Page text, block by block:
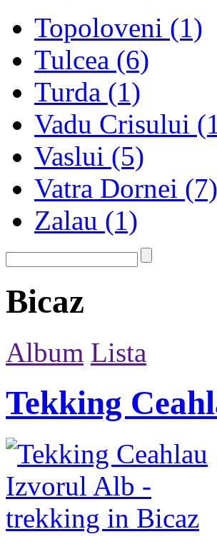
Topoloveni (1)
Tulcea (6)
Turda (1)
Vadu Crisului
Vaslui (5)
Vatra Dornei (7)
Zalau (1)
Bicaz
Album Lista
Tekking